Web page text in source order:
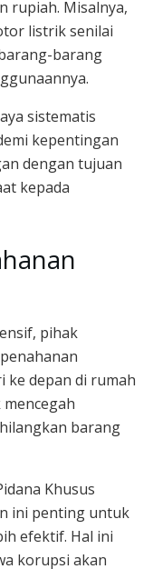
rupiah. Misalnya,
listrik senilai
barang
sistematis
kepentingan
dengan tujuan
kepada
pihak
ke depan di rumah
barang
Khusus
ini penting untuk
efektif. Hal ini
korupsi akan